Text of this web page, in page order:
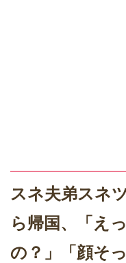
スネ夫弟スネ
ら帰国、「え
の？」「顔そ